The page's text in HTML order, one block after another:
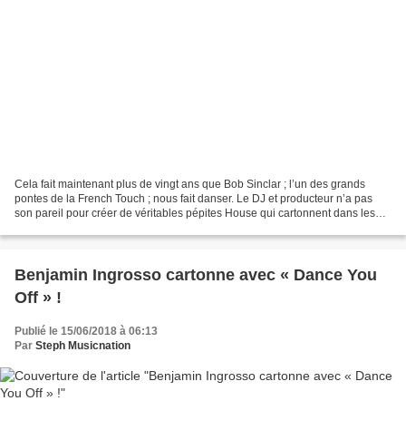
Cela fait maintenant plus de vingt ans que Bob Sinclar ; l’un des grands
pontes de la French Touch ; nous fait danser. Le DJ et producteur n’a pas
son pareil pour créer de véritables pépites House qui cartonnent dans les
Benjamin Ingrosso cartonne avec « Dance You
Off » !
Publié le 15/06/2018 à 06:13
Par Steph Musicnation